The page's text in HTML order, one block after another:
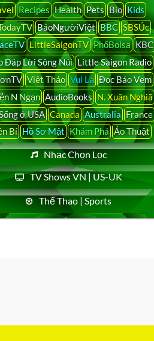
Recipes Health Pets Bio Kids
BáoNgườiViệt BBC SBSÚc
LittleSaigonTV PhốBolsa KBC
Đáp Lời Sông Núi Little Saigon Radio
Việt Thảo Vui Lạ Đọc Báo Vẹm
N Ngạn AudioBooks N. Xuân Nghiã
ở USA Canada Australia France
Bí Hồ Sơ Mật Khám Phá Ảo Thuật
Nhạc Chọn Lọc
TV Shows VN | US-UK
Thể Thao | Sports